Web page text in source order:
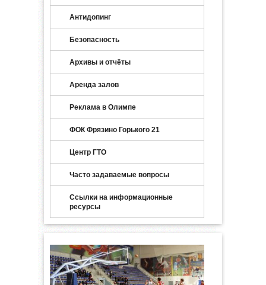
Антидопинг
Безопасность
Архивы и отчёты
Аренда залов
Реклама в Олимпе
ФОК Фрязино Горького 21
Центр ГТО
Часто задаваемые вопросы
Ссылки на информационные
ресурсы